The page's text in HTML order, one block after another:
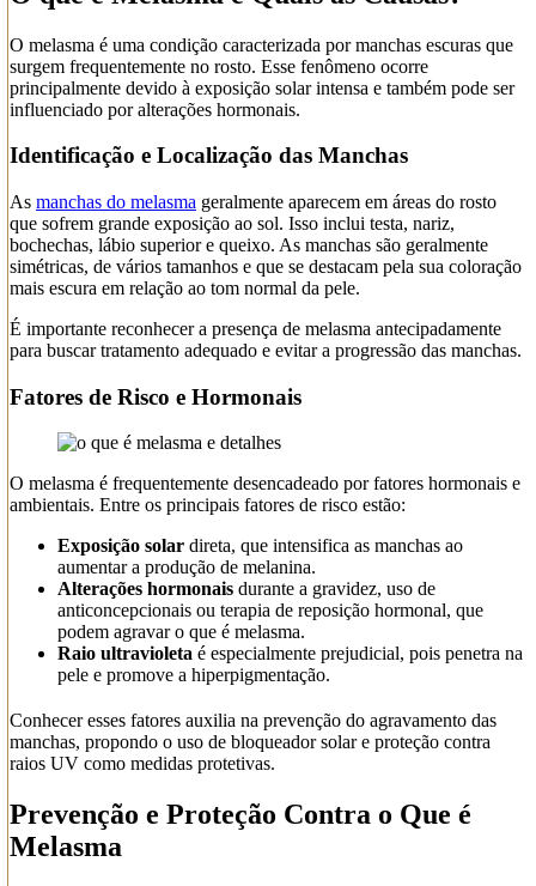
O melasma é uma condição caracterizada por manchas escuras que
surgem frequentemente no rosto. Esse fenômeno ocorre
principalmente devido à exposição solar intensa e também pode ser
influenciado por alterações hormonais.
Identificação e Localização das Manchas
As manchas do melasma geralmente aparecem em áreas do rosto
que sofrem grande exposição ao sol. Isso inclui testa, nariz,
bochechas, lábio superior e queixo. As manchas são geralmente
simétricas, de vários tamanhos e que se destacam pela sua coloração
mais escura em relação ao tom normal da pele.
É importante reconhecer a presença de melasma antecipadamente
para buscar tratamento adequado e evitar a progressão das manchas.
Fatores de Risco e Hormonais
O melasma é frequentemente desencadeado por fatores hormonais e
ambientais. Entre os principais fatores de risco estão:
Exposição solar direta, que intensifica as manchas ao
aumentar a produção de melanina.
Alterações hormonais durante a gravidez, uso de
anticoncepcionais ou terapia de reposição hormonal, que
podem agravar o que é melasma.
Raio ultravioleta é especialmente prejudicial, pois penetra na
pele e promove a hiperpigmentação.
Conhecer esses fatores auxilia na prevenção do agravamento das
manchas, propondo o uso de bloqueador solar e proteção contra
raios UV como medidas protetivas.
Prevenção e Proteção Contra o Que é
Melasma